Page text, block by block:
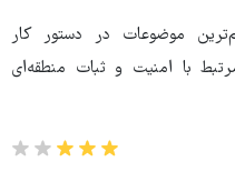
موضوعات در دستور کار
با امنیت و ثبات منطقه‌ای